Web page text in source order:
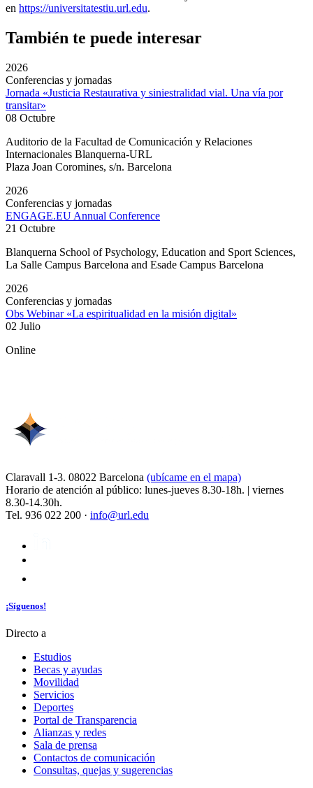
en https://universitatestiu.url.edu.
También te puede interesar
2026
Conferencias y jornadas
Jornada «Justicia Restaurativa y siniestralidad vial. Una vía por
transitar»
08 Octubre
Auditorio de la Facultad de Comunicación y Relaciones
Internacionales Blanquerna-URL
Plaza Joan Coromines, s/n. Barcelona
2026
Conferencias y jornadas
ENGAGE.EU Annual Conference
21 Octubre
Blanquerna School of Psychology, Education and Sport Sciences,
La Salle Campus Barcelona and Esade Campus Barcelona
2026
Conferencias y jornadas
Obs Webinar «La espiritualidad en la misión digital»
02 Julio
Online
Claravall 1-3. 08022 Barcelona (ubícame en el mapa)
Horario de atención al público: lunes-jueves 8.30-18h. | viernes
8.30-14.30h.
Tel. 936 022 200 · info@url.edu
¡Síguenos!
Directo a
Estudios
Becas y ayudas
Movilidad
Servicios
Deportes
Portal de Transparencia
Alianzas y redes
Sala de prensa
Contactos de comunicación
Consultas, quejas y sugerencias